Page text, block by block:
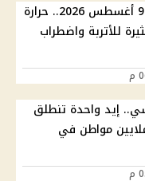
حالة الطقس غدا الأحد 9 أغسطس 2026.. حرارة
للأتربة واضطراب
إيد واحدة تنطلق
جديدة لدعم 3 ملايين مواطن في